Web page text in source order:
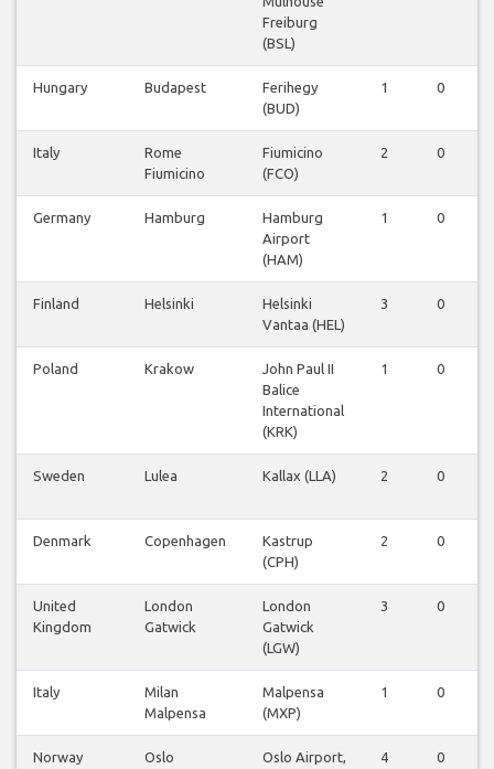
Freiburg
(BSL)
Hungary Budapest
Ferihegy
(BUD)
1 0
Italy
Rome
Fiumicino
Fiumicino
(FCO)
2 0
Germany Hamburg
Hamburg
Airport
(HAM)
1 0
Finland Helsinki
Helsinki
Vantaa (HEL)
3 0
Poland Krakow
John Paul II
Balice
International
(KRK)
1 0
Sweden Lulea Kallax (LLA) 2 0
Denmark Copenhagen
Kastrup
(CPH)
2 0
United
Kingdom
London
Gatwick
London
Gatwick
(LGW)
3 0
Italy
Milan
Malpensa
Malpensa
(MXP)
1 0
Norway Oslo
Oslo Airport,
4 0